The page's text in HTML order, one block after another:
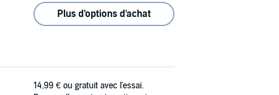
Plus d'options d'achat
14,99 € ou gratuit avec l'essai.